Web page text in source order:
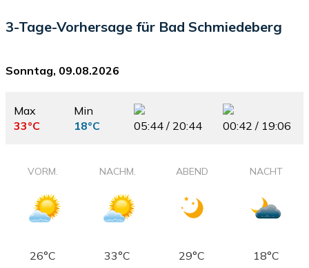
3-Tage-Vorhersage für Bad Schmiedeberg
Sonntag, 09.08.2026
Max
33°C
Min
18°C
05:44 / 20:44 00:42 / 19:06
VORM. NACHM. ABEND NACHT
26°C 33°C 29°C
18°C